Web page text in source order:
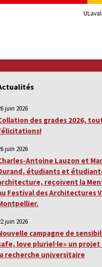
juin 2026
des grades 2026,
juin 2026
Antoine Lauzon et
étudiants et
reçoivent la
Festival des Architectures
juin 2026
campagne de
love pluriel·le» un projet
recherche universitaire